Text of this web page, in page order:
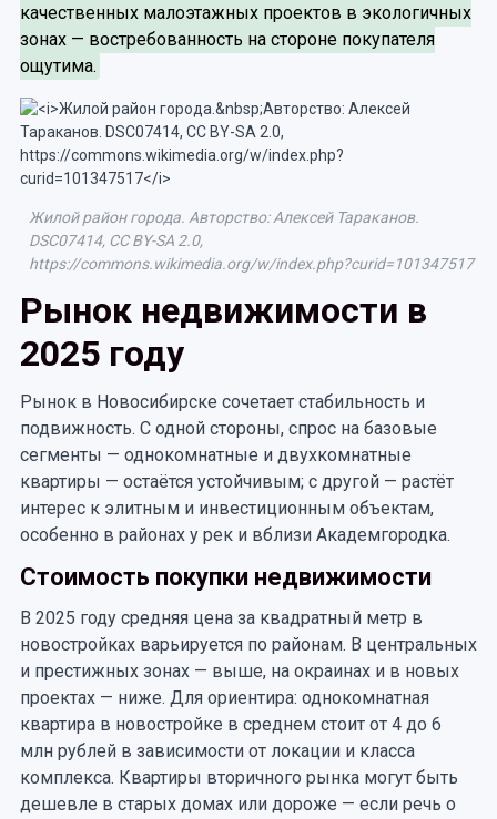
качественных малоэтажных проектов в экологичных
зонах — востребованность на стороне покупателя
ощутима.
Жилой район города. Авторство: Алексей Тараканов.
DSC07414, CC BY-SA 2.0,
https://commons.wikimedia.org/w/index.php?curid=101347517
Рынок недвижимости в
2025 году
Рынок в Новосибирске сочетает стабильность и
подвижность. С одной стороны, спрос на базовые
сегменты — однокомнатные и двухкомнатные
квартиры — остаётся устойчивым; с другой — растёт
интерес к элитным и инвестиционным объектам,
особенно в районах у рек и вблизи Академгородка.
Стоимость покупки недвижимости
В 2025 году средняя цена за квадратный метр в
новостройках варьируется по районам. В центральных
и престижных зонах — выше, на окраинах и в новых
проектах — ниже. Для ориентира: однокомнатная
квартира в новостройке в среднем стоит от 4 до 6
млн рублей в зависимости от локации и класса
комплекса. Квартиры вторичного рынка могут быть
дешевле в старых домах или дороже — если речь о